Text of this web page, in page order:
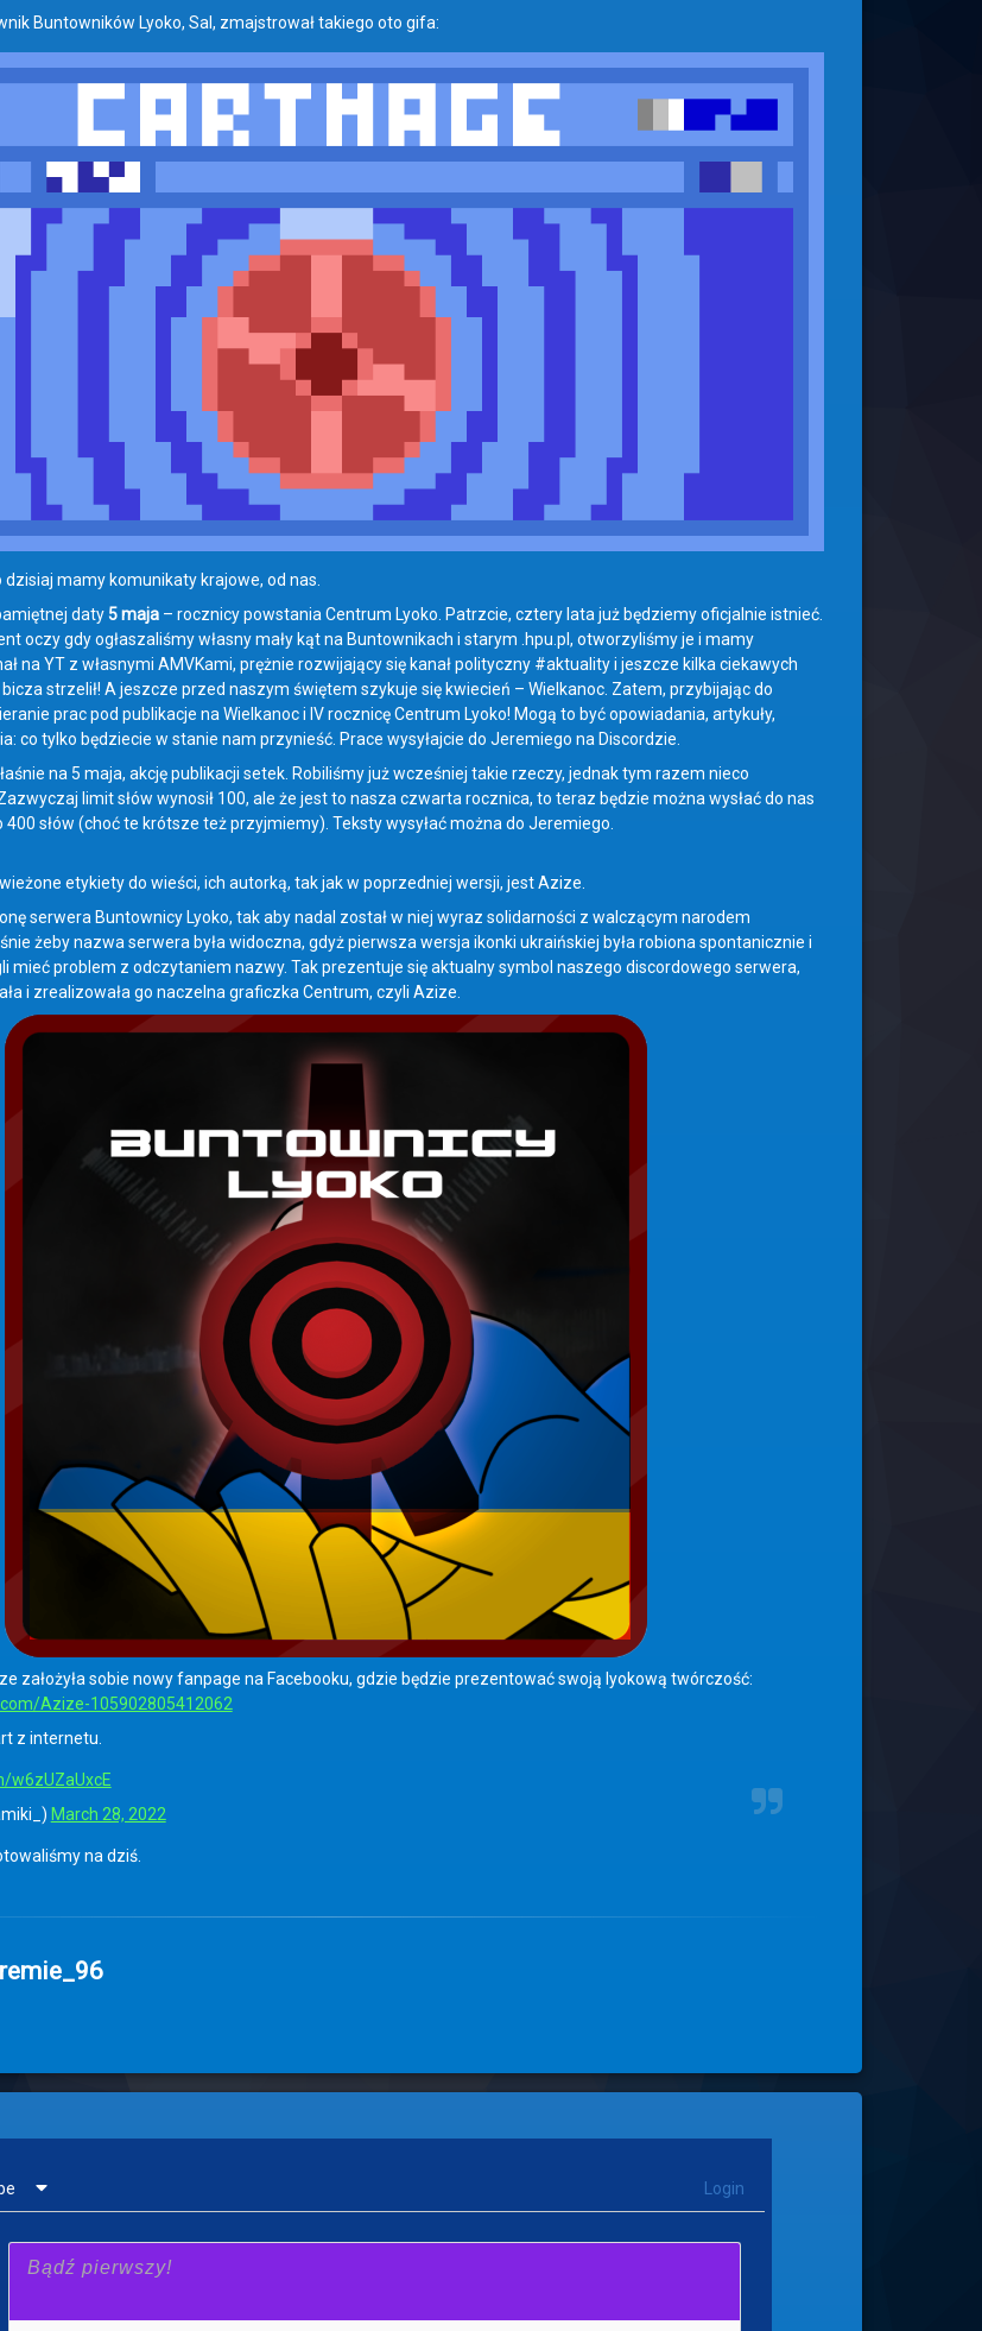
Buntowników Lyoko, Sal, zmajstrował takiego oto gifa:
mamy komunikaty krajowe, od nas.
daty5 maja– rocznicy powstania Centrum Lyoko. Patrzcie, cztery lata już będziemy oficjalnie istnieć.
oczy gdy ogłaszaliśmy własny mały kąt na Buntownikach i starym .hpu.pl, otworzyliśmy je i mamy
na YT z własnymi AMVKami, prężnie rozwijający się kanał polityczny #aktuality i jeszcze kilka ciekawych
strzelił! A jeszcze przed naszym świętem szykuje się kwiecień – Wielkanoc. Zatem, przybijając do
prac pod publikacje na Wielkanoc i IV rocznicę Centrum Lyoko! Mogą to być opowiadania, artykuły,
co tylko będziecie w stanie nam przynieść. Prace wysyłajcie do Jeremiego na Discordzie.
na 5 maja, akcję publikacji setek. Robiliśmy już wcześniej takie rzeczy, jednak tym razem nieco
limit słów wynosił 100, ale że jest to nasza czwarta rocznica, to teraz będzie można wysłać do nas
słów (choć te krótsze też przyjmiemy). Teksty wysyłać można do Jeremiego.
etykiety do wieści, ich autorką, tak jak w poprzedniej wersji, jest Azize.
serwera Buntownicy Lyoko, tak aby nadal został w niej wyraz solidarności z walczącym narodem
żeby nazwa serwera była widoczna, gdyż pierwsza wersja ikonki ukraińskiej była robiona spontanicznie i
mieć problem z odczytaniem nazwy. Tak prezentuje się aktualny symbol naszego discordowego serwera,
i zrealizowała go naczelna graficzka Centrum, czyli Azize.
założyła sobie nowy fanpage na Facebooku, gdzie będzie prezentować swoją lyokową twórczość:
Azize-105902805412062
z internetu.
w6zUZaUxcE
March 28, 2022
na dziś.
Login